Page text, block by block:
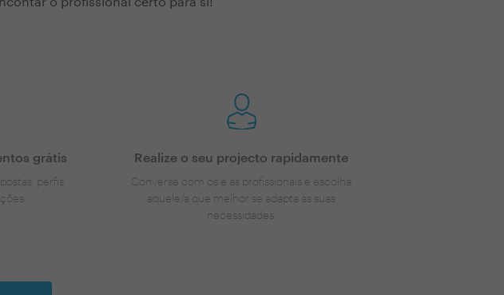
grátis
perfis,
Realize o seu projecto rapidamente
Converse com os e as profissionais e escolha
aquele/a que melhor se adapta às suas
necessidades.